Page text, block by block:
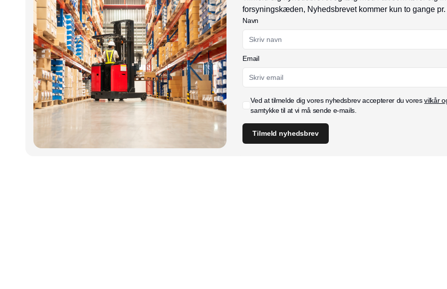
forsyningskæden, Nyhedsbrevet kommer kun to gange pr.
Navn
Email
Ved at tilmelde dig vores nyhedsbrev accepterer du voresvilkår
samtykke til at vi må sende e-mails.
Tilmeld nyhedsbrev